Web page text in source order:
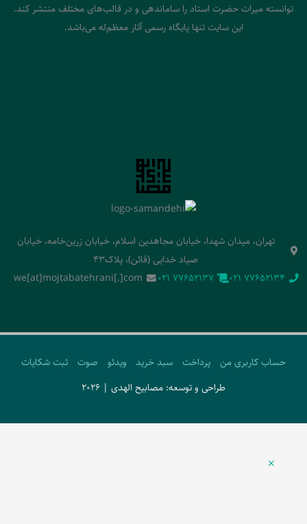
توانسته میراث حضرت استاد را ساماندهی و در قالب‌های مختلف منتشر کند.
این سایت تنها پایگاه رسمی آثار معظم‌له می‌باشد.
تهران، میدان شهدا، خیابان مجاهدین اسلام، خیابان زرین‌خامه، خیابان
صیاد خدایی (قائن)، پلاک43
‭021 77652134‬
‭021 77652137‬
we[at]mojtabatehrani[.]com
حساب کاربری من پرداخت سبد خرید ویدئو صوت
ثبت شکایات
طراحی و توسعه: مصابیح الهدی | 2026